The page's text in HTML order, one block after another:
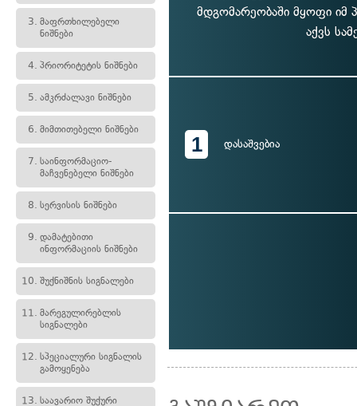
3. მაფრთხილებელი
ნიშნები
4. პრიორიტეტის ნიშნები
5. ამკრძალავი ნიშნები
6. მიმთითებელი ნიშნები
7. საინფორმაციო-
მაჩვენებელი ნიშნები
8. სერვისის ნიშნები
9. დამატებითი
ინფორმაციის ნიშნები
10. შუქნიშნის სიგნალები
11. მარეგულირებლის
სიგნალები
12. სპეციალური სიგნალის
გამოყენება
13. საავარიო შუქური
მდგომარეობაში მყოფი იმ
აქვს
1 დასაშვებია